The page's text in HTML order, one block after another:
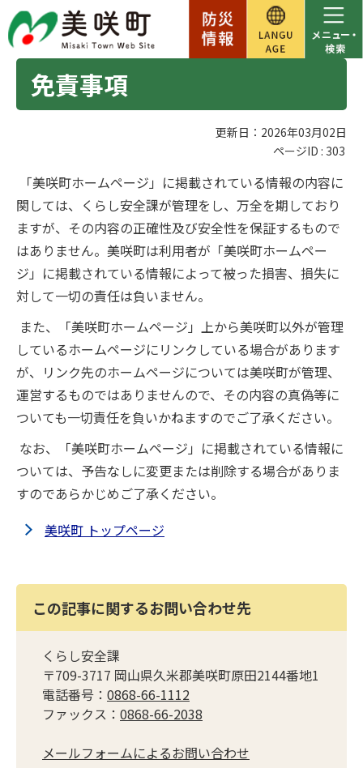
免責事項
更新日：2026年03月02日
ページID : 303
「美咲町ホームページ」に掲載されている情報の内容に
関しては、くらし安全課が管理をし、万全を期しており
ますが、その内容の正確性及び安全性を保証するもので
はありません。美咲町は利用者が「美咲町ホームペー
ジ」に掲載されている情報によって被った損害、損失に
対して一切の責任は負いません。
また、「美咲町ホームページ」上から美咲町以外が管理
しているホームページにリンクしている場合があります
が、リンク先のホームページについては美咲町が管理、
運営するものではありませんので、その内容の真偽等に
ついても一切責任を負いかねますのでご了承ください。
なお、「美咲町ホームページ」に掲載されている情報に
ついては、予告なしに変更または削除する場合がありま
すのであらかじめご了承ください。
美咲町 トップページ
この記事に関するお問い合わせ先
くらし安全課
〒709-3717 岡山県久米郡美咲町原田2144番地1
電話番号： 0868-66-1112
ファックス： 0868-66-2038
メールフォームによるお問い合わせ